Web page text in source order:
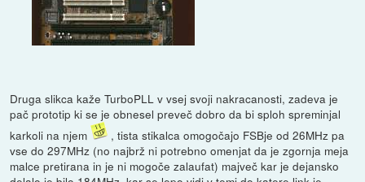
Druga slikca kaže TurboPLL v vsej svoji nakracanosti, zadeva je
pač prototip ki se je obnesel preveč dobro da bi sploh spreminjal
karkoli na njem
, tista stikalca omogočajo FSBje od 26MHz pa
vse do 297MHz (no najbrž ni potrebno omenjat da je zgornja meja
malce pretirana in je ni mogoče zalaufat) majveč kar je dejansko